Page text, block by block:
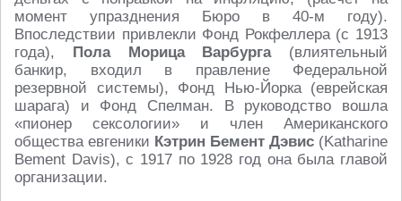
момент упразднения Бюро в 40-м году).
Впоследствии привлекли Фонд Рокфеллера (с 1913
года), Пола Морица Варбурга(влиятельный
банкир, входил в правление Федеральной
резервной системы), Фонд Нью-Йорка (еврейская
шарага) и Фонд Спелман. В руководство вошла
«пионер сексологии» и член Американского
общества евгеники Кэтрин Бемент Дэвис (Katharine
Bement Davis), с 1917 по 1928 год она была главой
организации.